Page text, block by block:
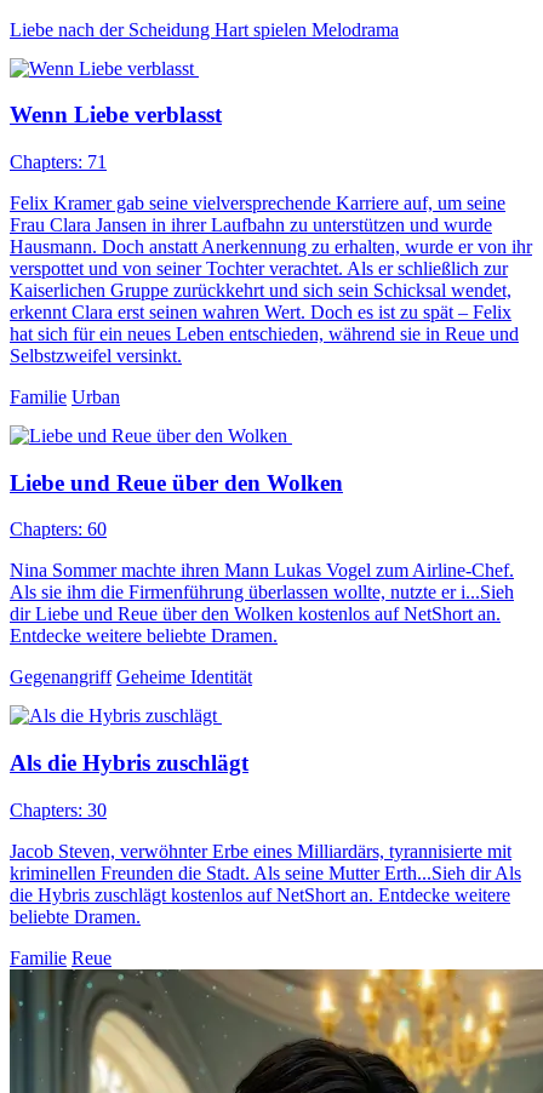
Liebe nach der Scheidung Hart spielen Melodrama
Wenn Liebe verblasst
Chapters: 71
Felix Kramer gab seine vielversprechende Karriere auf, um seine
Frau Clara Jansen in ihrer Laufbahn zu unterstützen und wurde
Hausmann. Doch anstatt Anerkennung zu erhalten, wurde er von ihr
verspottet und von seiner Tochter verachtet. Als er schließlich zur
Kaiserlichen Gruppe zurückkehrt und sich sein Schicksal wendet,
erkennt Clara erst seinen wahren Wert. Doch es ist zu spät – Felix
hat sich für ein neues Leben entschieden, während sie in Reue und
Selbstzweifel versinkt.
Familie Urban
Liebe und Reue über den Wolken
Chapters: 60
Nina Sommer machte ihren Mann Lukas Vogel zum Airline-Chef.
Als sie ihm die Firmenführung überlassen wollte, nutzte er i...Sieh
dir Liebe und Reue über den Wolken kostenlos auf NetShort an.
Entdecke weitere beliebte Dramen.
Gegenangriff Geheime Identität
Als die Hybris zuschlägt
Chapters: 30
Jacob Steven, verwöhnter Erbe eines Milliardärs, tyrannisierte mit
kriminellen Freunden die Stadt. Als seine Mutter Erth...Sieh dir Als
die Hybris zuschlägt kostenlos auf NetShort an. Entdecke weitere
beliebte Dramen.
Familie Reue